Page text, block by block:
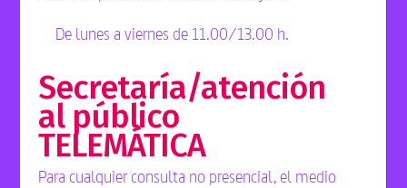
De lunes a viernes de 11.00/13.00 h.
Secretaría/atención
al público
TELEMÁTICA
Para cualquier consulta no presencial, el medio